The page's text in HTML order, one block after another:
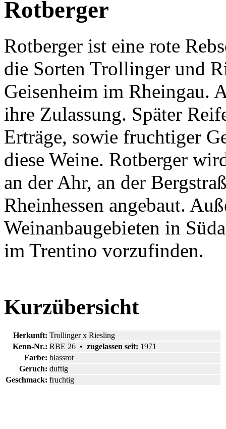
Rotberger
Rotberger ist eine rote
die Sorten Trollinger und
Geisenheim im Rheingau.
ihre Zulassung. Später
Erträge, sowie fruchtiger
diese Weine. Rotberger
an der Ahr, an der
Rheinhessen angebaut.
Weinanbaugebieten in
im Trentino vorzufinden.
Kurzübersicht
Herkunft: Trollinger x Riesling
Kenn-Nr.: RBE 26 • zugelassen seit: 1971
Farbe: blassrot
Geruch: duftig
Geschmack: fruchtig